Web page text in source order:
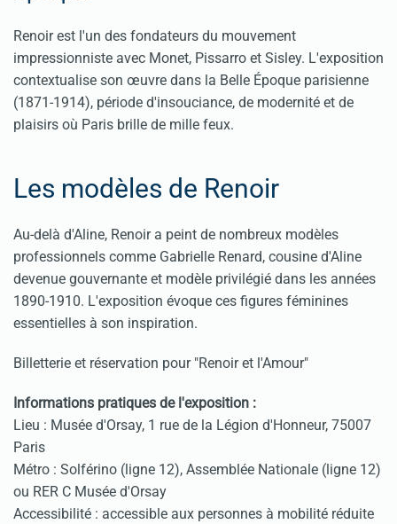
Renoir est l'un des fondateurs du mouvement
impressionniste avec Monet, Pissarro et Sisley. L'exposition
contextualise son œuvre dans la Belle Époque parisienne
(1871-1914), période d'insouciance, de modernité et de
plaisirs où Paris brille de mille feux.
Les modèles de Renoir
Au-delà d'Aline, Renoir a peint de nombreux modèles
professionnels comme Gabrielle Renard, cousine d'Aline
devenue gouvernante et modèle privilégié dans les années
1890-1910. L'exposition évoque ces figures féminines
essentielles à son inspiration.
Billetterie et réservation pour "Renoir et l'Amour"
Informations pratiques de l'exposition :
Lieu : Musée d'Orsay, 1 rue de la Légion d'Honneur, 75007
Paris
Métro : Solférino (ligne 12), Assemblée Nationale (ligne 12)
ou RER C Musée d'Orsay
Accessibilité : accessible aux personnes à mobilité réduite